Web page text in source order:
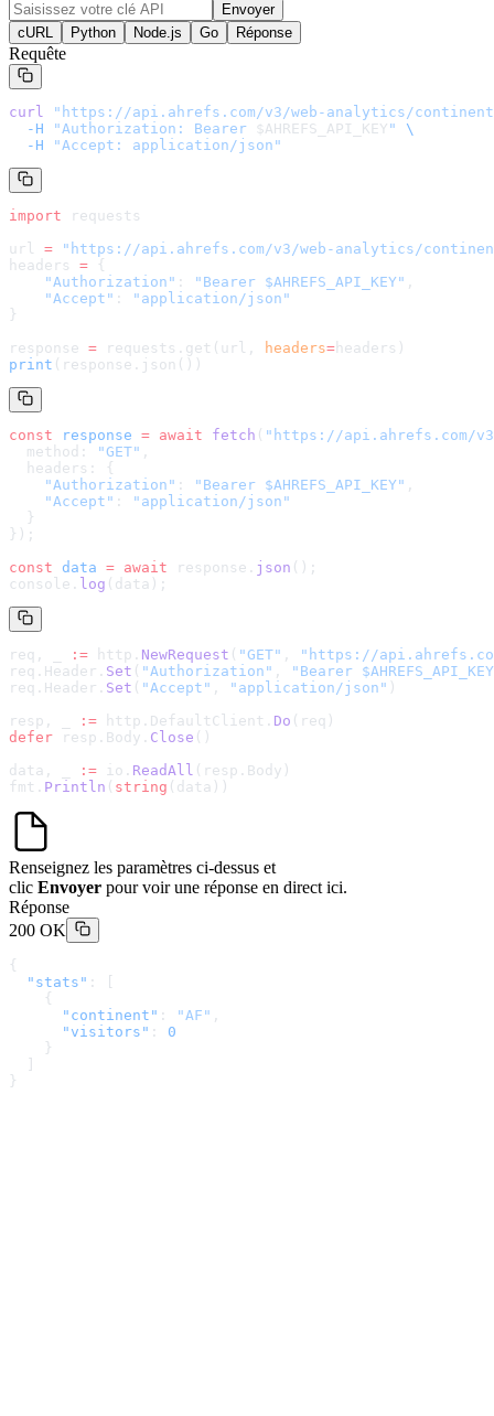
Envoyer
cURL
Python Node.js Go Réponse
Requête
curl " https://api.ahrefs.com/v3/web-analytics/
  -H
"Authorization: Bearer $AHREFS_API_KEY "
\
  -H
"Accept: application/json"
import requests
url = " https://api.ahrefs.com/v3/web-analytics/
headers = {
    "Authorization"
: "Bearer $AHREFS_API_KEY" ,
    "Accept"
:
"application/json"
}
response = requests.get(url, headers= headers )
print (response.json())
const response = await fetch ( " https://api.ahrefs.com/
  method:
"GET" ,
  headers: {
    "Authorization"
: "Bearer $AHREFS_API_KEY" ,
    "Accept"
:
"application/json"
  }
});
const data = await response. json ();
console. log (data);
req, _ := http. NewRequest ( "GET" , " https://
req.Header. Set ( "Authorization" ,
"Bearer
req.Header. Set ( "Accept" , "application/json" )
resp, _
:= http.DefaultClient. Do (req)
defer resp.Body. Close ()
data, _
:= io. ReadAll (resp.Body)
fmt. Println ( string (data))
Renseignez les paramètres ci-dessus et
clic Envoyer pour voir une réponse en direct ici.
Réponse
200 OK
{
  "stats"
: [
    {
      "continent"
: "AF" ,
      "visitors"
: 0
    }
}